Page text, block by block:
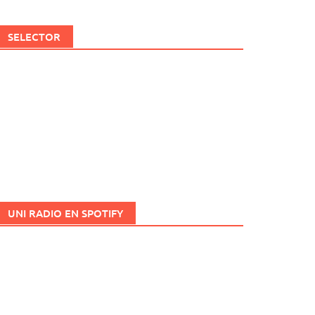
SELECTOR
UNI RADIO EN SPOTIFY